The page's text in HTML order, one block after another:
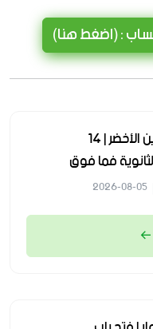
: (اضغط هنا)
شركة نيوم للهيدروجين الأخضر | 14
فما فوق